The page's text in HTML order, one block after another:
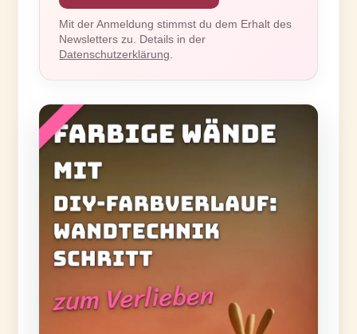
Mit der Anmeldung stimmst du dem Erhalt des
Newsletters zu. Details in der
Datenschutzerklärung.